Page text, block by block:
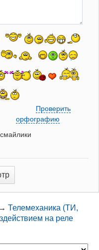
Проверить
орфографию
→Телемеханика (ТИ,
на реле